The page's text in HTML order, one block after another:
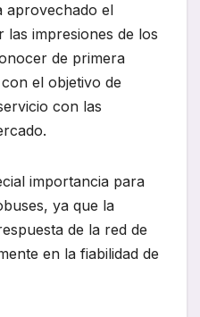
aprovechado el
impresiones de los
de primera
el objetivo de
con las
importancia para
ya que la
de la red de
en la fiabilidad de